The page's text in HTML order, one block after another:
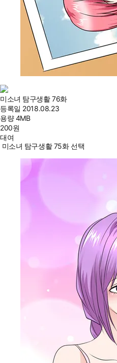
미소녀 탐구생활 76화
등록일 2018.08.23
용량4MB
200원
대여
미소녀 탐구생활 75화 선택